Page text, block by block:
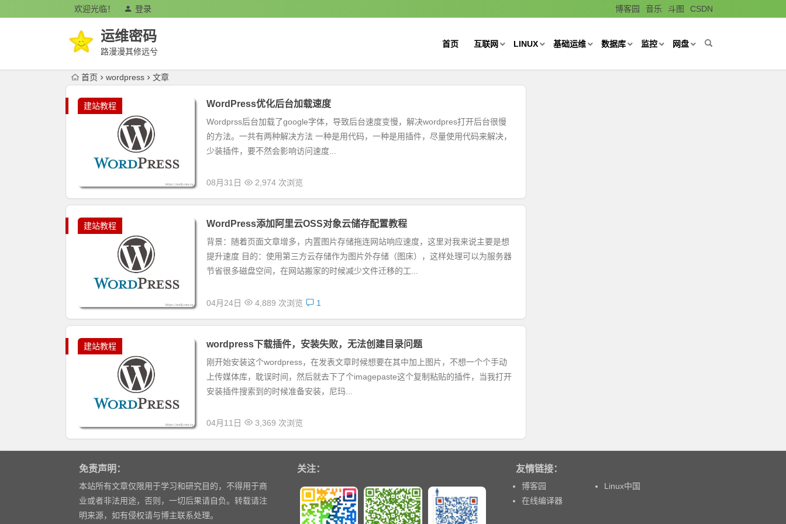
欢迎光临！ 登录 博客园 音乐 斗图 CSDN
运维密码
路漫漫其修远兮
首页 互联网 LINUX 基础运维 数据库 监控 网盘
首页 wordpress 文章
建站教程 WordPress优化后台加载速度
Wordprss后台加载了google字体，导致后台速度变慢，解决wordpres打开后台很慢
的方法。一共有两种解决方法 一种是用代码，一种是用插件，尽量使用代码来解决，
少装插件，要不然会影响访问速度...
08月31日 2,974 次浏览
建站教程 WordPress添加阿里云OSS对象云储存配置教程
背景：随着页面文章增多，内置图片存储拖连网站响应速度，这里对我来说主要是想
提升速度 目的：使用第三方云存储作为图片外存储（图床），这样处理可以为服务器
节省很多磁盘空间，在网站搬家的时候减少文件迁移的工...
04月24日 4,889 次浏览 1
建站教程 wordpress下载插件，安装失败，无法创建目录问题
刚开始安装这个wordpress，在发表文章时候想要在其中加上图片，不想一个个手动
上传媒体库，耽误时间，然后就去下了个imagepaste这个复制粘贴的插件，当我打开
安装插件搜索到的时候准备安装，尼玛...
04月11日 3,369 次浏览
免责声明：
本站所有文章仅限用于学习和研究目的，不得用于商
业或者非法用途，否则，一切后果请自负。转载请注
明来源，如有侵权请与博主联系处理。
关注： 友情链接：
博客园
Linux中国
在线编译器